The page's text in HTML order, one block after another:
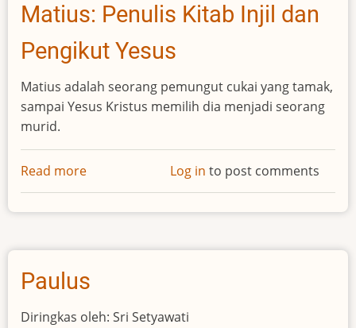
Matius: Penulis Kitab Injil dan
Pengikut Yesus
Matius adalah seorang pemungut cukai yang tamak,
sampai Yesus Kristus memilih dia menjadi seorang
murid.
Read more
Matius:
Penulis
Injil
Pengikut
Yesus
Log in to post comments
Paulus
Diringkas oleh: Sri Setyawati